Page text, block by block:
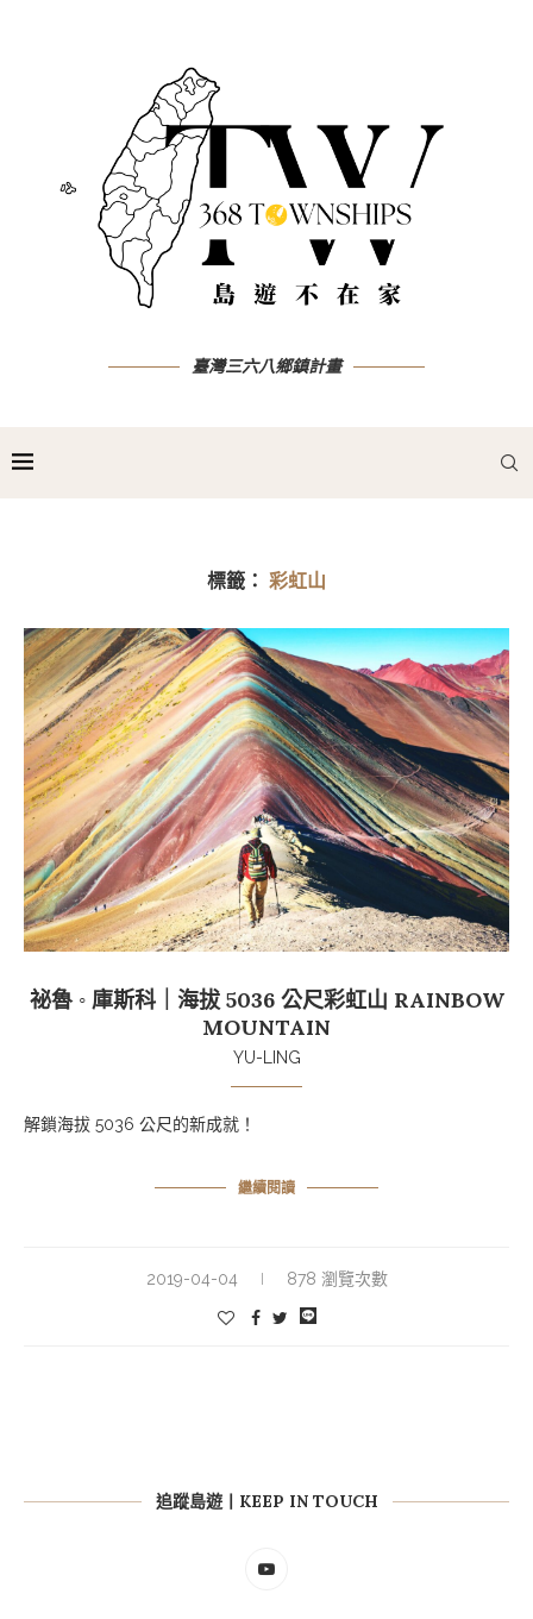
臺灣三六八鄉鎮計畫
標籤： 彩虹山
祕魯 ◦ 庫斯科｜海拔 5036 公尺彩虹山 RAINBOW
MOUNTAIN
YU-LING
解鎖海拔 5036 公尺的新成就！
繼續閱讀
2019-04-04 878 瀏覽次數
追蹤島遊丨KEEP IN TOUCH